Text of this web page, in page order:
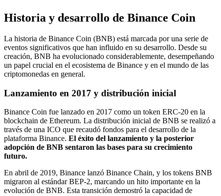
Historia y desarrollo de Binance Coin
La historia de Binance Coin (BNB) está marcada por una serie de
eventos significativos que han influido en su desarrollo. Desde su
creación, BNB ha evolucionado considerablemente, desempeñando
un papel crucial en el ecosistema de Binance y en el mundo de las
criptomonedas en general.
Lanzamiento en 2017 y distribución inicial
Binance Coin fue lanzado en 2017 como un token ERC-20 en la
blockchain de Ethereum. La distribución inicial de BNB se realizó a
través de una ICO que recaudó fondos para el desarrollo de la
plataforma Binance. El éxito del lanzamiento y la posterior
adopción de BNB sentaron las bases para su crecimiento
futuro.
En abril de 2019, Binance lanzó Binance Chain, y los tokens BNB
migraron al estándar BEP-2, marcando un hito importante en la
evolución de BNB. Esta transición demostró la capacidad de